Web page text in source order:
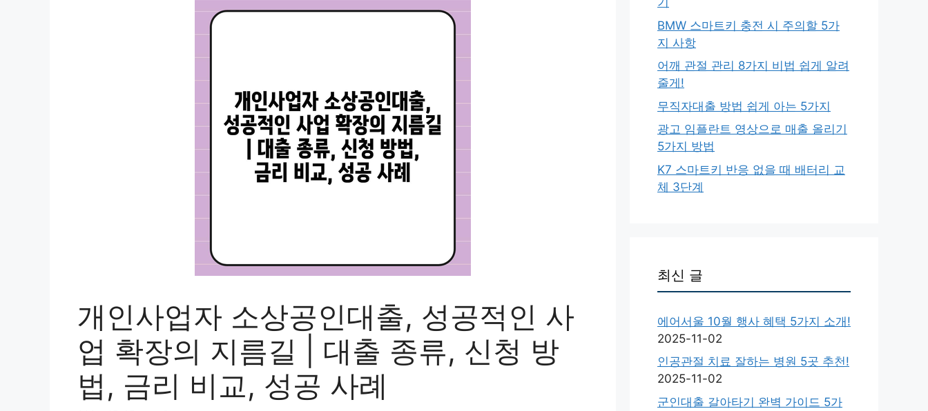
개인사업자 소상공인대출, 성공적인 사
업 확장의 지름길 | 대출 종류, 신청 방
법, 금리 비교, 성공 사례
BMW 스마트키 충전 시 주의할 5가
지 사항
어깨 관절 관리 8가지 비법 쉽게 알려
줄게!
무직자대출 방법 쉽게 아는 5가지
광고 임플란트 영상으로 매출 올리기
5가지 방법
K7 스마트키 반응 없을 때 배터리 교
체 3단계
최신 글
에어서울 10월 행사 혜택 5가지 소개!
2025-11-02
인공관절 치료 잘하는 병원 5곳 추천!
2025-11-02
군인대출 갈아타기 완벽 가이드 5가